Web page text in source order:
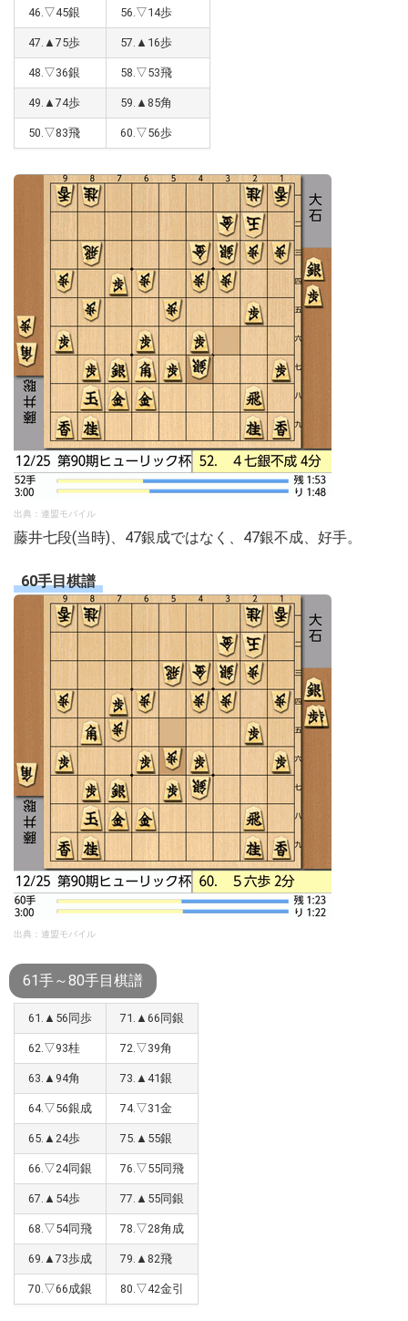
46.▽45銀 56.▽14歩
47.▲75歩 57.▲16歩
48.▽36銀 58.▽53飛
49.▲74歩 59.▲85角
50.▽83飛 60.▽56歩
出典：連盟モバイル
藤井七段(当時)、47銀成ではなく、47銀不成、好手。
60手目棋譜
出典：連盟モバイル
61手～80手目棋譜
61.▲56同歩 71.▲66同銀
62.▽93桂 72.▽39角
63.▲94角 73.▲41銀
64.▽56銀成 74.▽31金
65.▲24歩 75.▲55銀
66.▽24同銀 76.▽55同飛
67.▲54歩 77.▲55同銀
68.▽54同飛 78.▽28角成
69.▲73歩成 79.▲82飛
70.▽66成銀 80.▽42金引